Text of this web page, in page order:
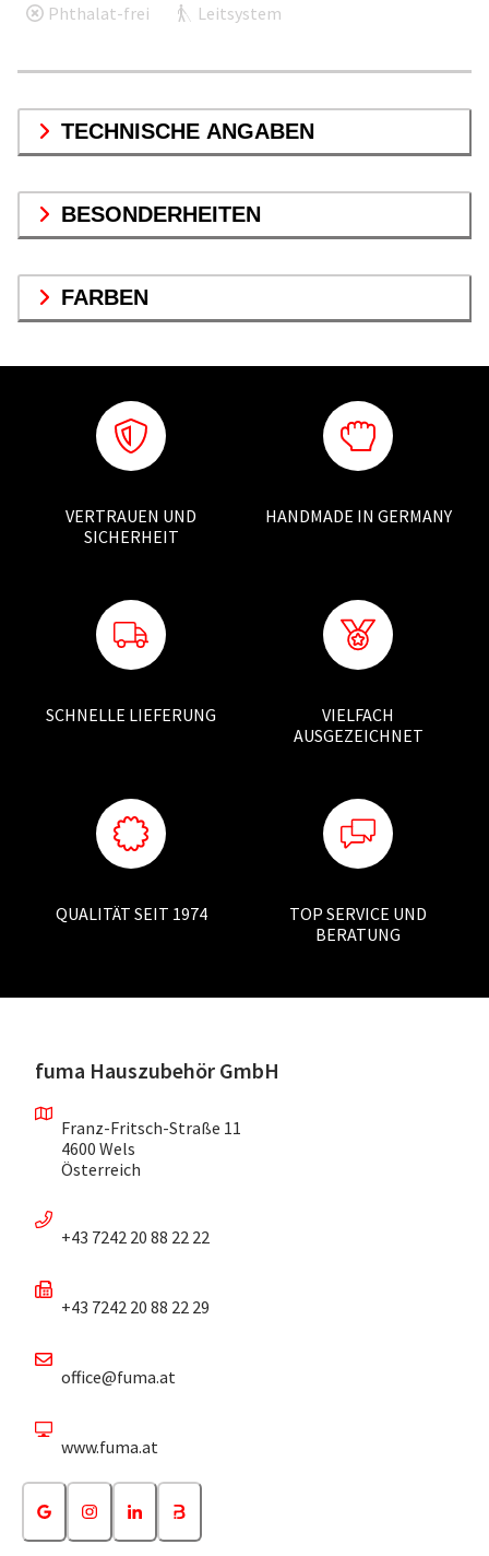
Phthalat-frei Leitsystem
TECHNISCHE ANGABEN
BESONDERHEITEN
FARBEN
VERTRAUEN UND
SICHERHEIT
HANDMADE IN GERMANY
SCHNELLE LIEFERUNG
VIELFACH
AUSGEZEICHNET
QUALITÄT SEIT 1974
TOP SERVICE UND
BERATUNG
fuma Hauszubehör GmbH
Franz-Fritsch-Straße 11
4600 Wels
Österreich
+43 7242 20 88 22 22
+43 7242 20 88 22 29
office@fuma.at
www.fuma.at